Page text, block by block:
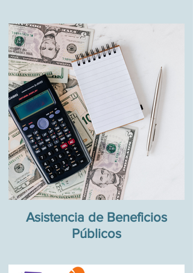
Asistencia de Beneficios
Públicos